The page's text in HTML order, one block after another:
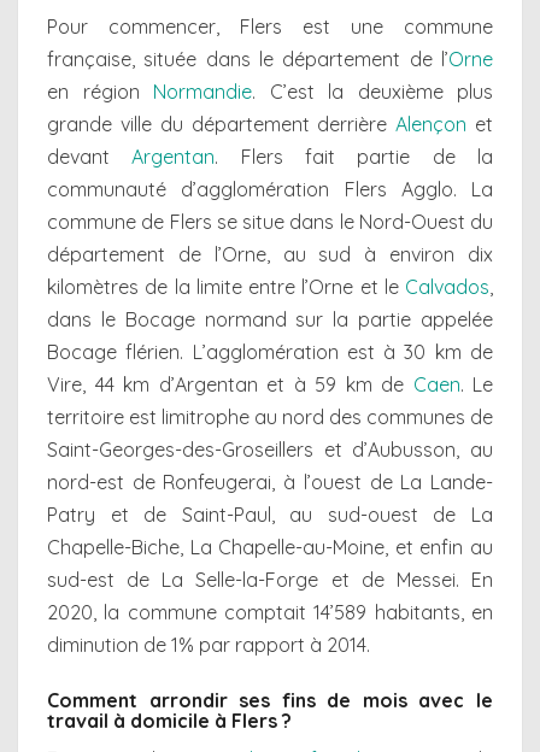
Pour commencer, Flers est une commune
française, située dans le département de l’Orne
en région Normandie. C’est la deuxième plus
grande ville du département derrièreAlençon et
devantArgentan. Flers fait partie de la
communauté d’agglomération Flers Agglo. La
commune de Flers se situe dans le Nord-Ouest du
département de l’Orne, au sud à environ dix
kilomètres de la limite entre l’Orne et le Calvados,
dans le Bocage normand sur la partie appelée
Bocage flérien. L’agglomération est à 30 km de
Vire, 44 km d’Argentan et à 59 km de Caen. Le
territoire est limitrophe au nord des communes de
Saint-Georges-des-Groseillers et d’Aubusson, au
nord-est de Ronfeugerai, à l’ouest de La Lande-
Patry et de Saint-Paul, au sud-ouest de La
Chapelle-Biche, La Chapelle-au-Moine, et enfin au
sud-est de La Selle-la-Forge et de Messei. En
2020, la commune comptait 14’589 habitants, en
diminution de 1% par rapport à 2014.
Comment arrondir ses fins de mois avec le
travail à domicile à Flers ?